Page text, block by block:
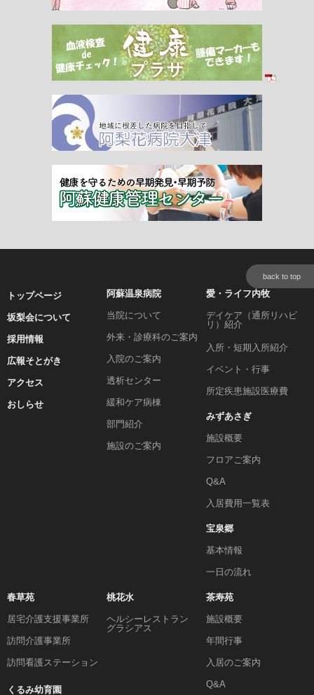
back to top
トップページ
坂梨会について
採用情報
広報そとがき
アクセス
おしらせ
阿蘇温泉病院
当院について
外来・診療科のご案内
入院のご案内
透析センター
緩和ケア病棟
部門紹介
施設のご案内
愛・ライフ内牧
デイケア（通所リハビ
リ）紹介
入所・短期入所紹介
イベント・行事
所定疾患施設医療費
みずあさぎ
施設概要
フロアご案内
Q&A
入居費用一覧表
宝泉郷
基本情報
一日の流れ
春草苑
居宅介護支援事業所
訪問介護事業所
訪問看護ステーション
くるみ幼育園
桃花水
ヘルシーレストラン
グラシアス
茶寿苑
施設概要
年間行事
入居のご案内
Q&A